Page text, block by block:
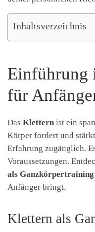
Inhaltsverzeichnis
Einführung
für
Das Klettern ist ein
Körper fordert und
Erfahrung zugänglich.
Voraussetzungen.
als Ganzkörpertraining
Anfänger bringt.
Klettern als